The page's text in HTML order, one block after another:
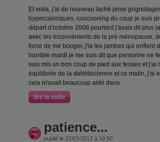
Et voila, j'ai de nouveau laché prise
hypercaloriques, coocooning du coup je suis
départ d'octobre 2008 pourtant j'avais dit plus
avec les inconvénients de la pré ménopause,
force de me bouger, j'ia les jambes qui enflent
horrible mardi je me suis dit que personne ne
suis mis un bon coup de pied aux fesses et j'ai
équilibrée de la diététiecienne et ce matin, j'ai
cela m'avait beaucoup aidé dans
lire la suite
patience...
publié le 27/07/2012 à 10:50